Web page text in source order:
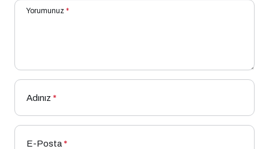
Yorumunuz *
Adınız *
E-Posta*